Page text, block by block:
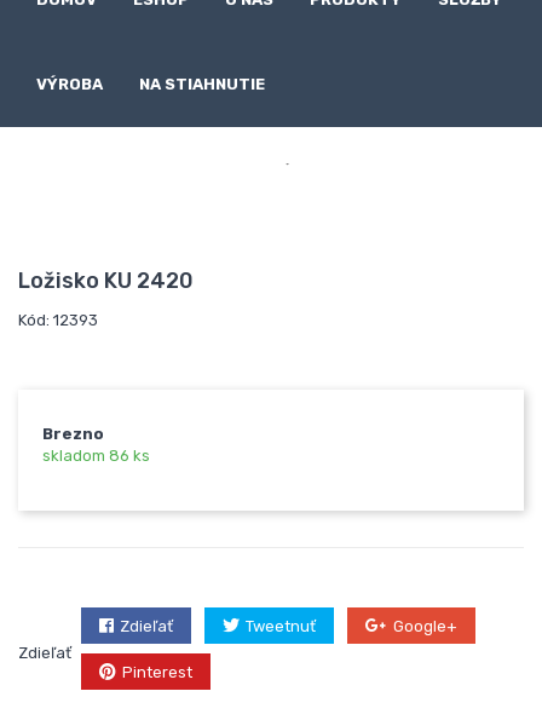
VÝROBA NA STIAHNUTIE

Ložisko KU 2420
Kód: 12393
Brezno
skladom 86 ks
Zdieľať
Zdieľať Tweetnuť Google+
Pinterest